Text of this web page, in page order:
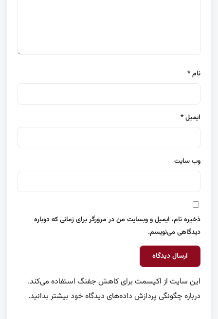
نام*
ایمیل*
وب‌ سایت
ذخیره نام، ایمیل و وبسایت من در مرورگر برای زمانی که دوباره
دیدگاهی می‌نویسم.
این سایت از اکیسمت برای کاهش جفنگ استفاده می‌کند.
درباره چگونگی پردازش داده‌های دیدگاه خود بیشتر بدانید.